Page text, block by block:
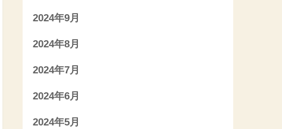
2024年9月
2024年8月
2024年7月
2024年6月
2024年5月